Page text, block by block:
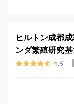
ヒルトン成都
ンダ繁殖研究
4.5